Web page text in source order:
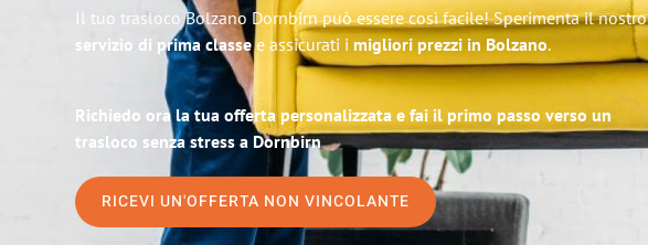
Il tuo trasloco Bolzano Dornbirn può essere così facile! Sperimenta il nostro
servizio di prima classee assicurati i migliori prezzi in Bolzano.
Richiedo ora la tua offerta personalizzata e fai il primo passo verso un
trasloco senza stress a Dornbirn
RICEVI UN'OFFERTA NON VINCOLANTE